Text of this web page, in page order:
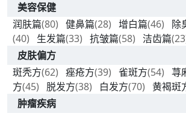
美容保健
润肤篇(80) 健鼻篇(28) 增白篇(46) 除
(40)
生发篇(33) 抗皱篇(58) 洁齿篇
皮肤偏方
斑秃方(62) 痤疮方(39) 雀斑方(54) 荨
方(45) 脱发方(38) 白发方(70) 黄褐斑
肿瘤疾病